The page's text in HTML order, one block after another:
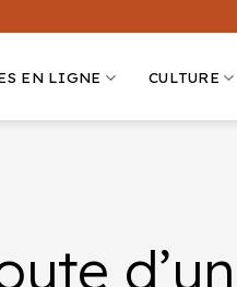
EN LIGNE CULTURE
d’un